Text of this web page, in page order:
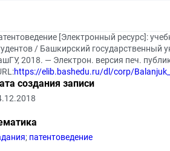
[Электронный ресурс]:
/ Башкирский государственный
2018. — Электрон. версия печ.
https://elib.bashedu.ru/dl/corp/
создания записи
; патентоведение